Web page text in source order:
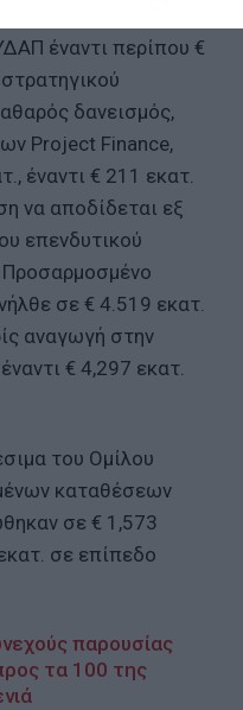
έναντι περίπου €
δανεισμός,
Project Finance,
έναντι € 211 εκατ.
να αποδίδεται εξ
επενδυτικού
σε € 4.519 εκατ.
αναγωγή στην
€ 4,297 εκατ.
του Ομίλου
καταθέσεων
σε € 1,573
σε επίπεδο
παρουσίας
τα 100 της